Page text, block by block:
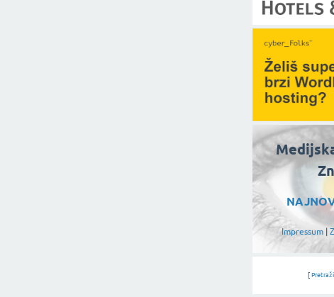
Impressum|
[